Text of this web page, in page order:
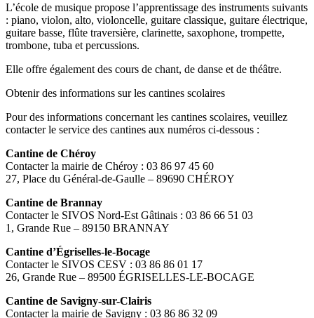
L’école de musique propose l’apprentissage des instruments suivants
: piano, violon, alto, violoncelle, guitare classique, guitare électrique,
guitare basse, flûte traversière, clarinette, saxophone, trompette,
trombone, tuba et percussions.
Elle offre également des cours de chant, de danse et de théâtre.
Obtenir des informations sur les cantines scolaires
Pour des informations concernant les cantines scolaires, veuillez
contacter le service des cantines aux numéros ci-dessous :
Cantine de Chéroy
Contacter la mairie de Chéroy : 03 86 97 45 60
27, Place du Général-de-Gaulle – 89690 CHÉROY
Cantine de Brannay
Contacter le SIVOS Nord-Est Gâtinais : 03 86 66 51 03
1, Grande Rue – 89150 BRANNAY
Cantine d’Égriselles-le-Bocage
Contacter le SIVOS CESV : 03 86 86 01 17
26, Grande Rue – 89500 ÉGRISELLES-LE-BOCAGE
Cantine de Savigny-sur-Clairis
Contacter la mairie de Savigny : 03 86 86 32 09